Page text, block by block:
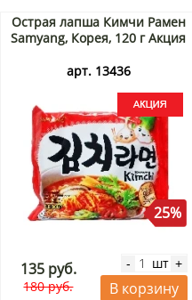
Острая лапша Кимчи Рамен
Samyang, Корея, 120 г Акция
арт. 13436
25%
135 руб.
180 руб.
- шт +
В корзину